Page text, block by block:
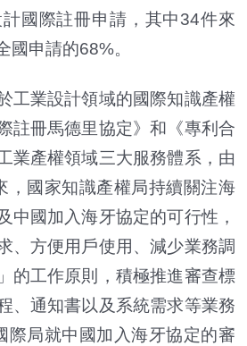
國際註冊申請，其中34件來
國申請的68%。
工業設計領域的國際知識產權
註冊馬德里協定》和《專利合
業產權領域三大服務體系，由
，國家知識產權局持續關注海
中國加入海牙協定的可行性，
、方便用戶使用、減少業務調
的工作原則，積極推進審查標
、通知書以及系統需求等業務
際局就中國加入海牙協定的審